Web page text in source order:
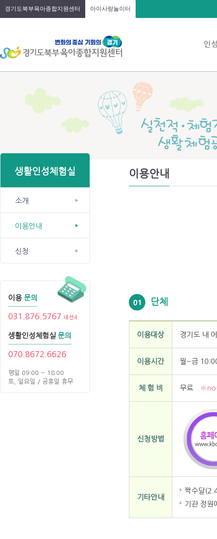
경기도북부육아종합지원센터 아이사랑놀이터
생활인성체험실
소개
이용안내
신청
이용 문의
031.876.5767 내선4
생활인성체험실 문의
070.8672.6626
평일 09:00 ~ 18:00
토, 일요일 / 공휴일 휴무
이용안내
단체
이용대상 경기도 내
이용시간 월~금
체 험 비 무료 ※no-
신청방법
기타안내
짝수달
기관 정원